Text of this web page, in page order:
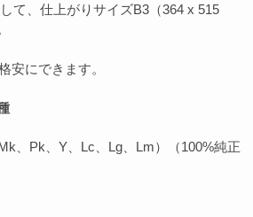
て、仕上がりサイズB3（364 x 515
安にできます。
、Pk、Y、Lc、Lg、Lm）（100%純正